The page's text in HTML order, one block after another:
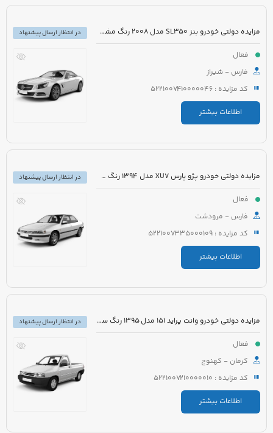
مزایده دولتی خودرو بنز SL350 مدل 2008 رنگ مشکی روغنی
فعال
فارس - شیراز
کد مزایده : 5221007410000046
اطلاعات بیشتر
در انتظار ارسال پیشنهاد
مزایده دولتی خودرو پژو پارس XU7 مدل 1394 رنگ سفید روغنی
فعال
فارس - مرودشت
کد مزایده : 5221007335000109
اطلاعات بیشتر
در انتظار ارسال پیشنهاد
مزایده دولتی خودرو وانت پراید 151 مدل 1395 رنگ سفید
فعال
کرمان - کهنوج
کد مزایده : 5221007210000010
اطلاعات بیشتر
در انتظار ارسال پیشنهاد